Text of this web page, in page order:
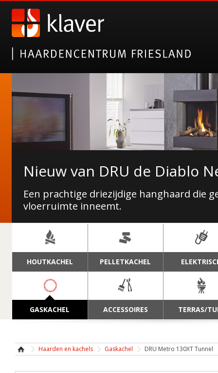
Laat je inspireren op
Neem een kijkje op ons profiel
Nieuw van DRU de Diablo
Een prachtige driezijdige hanghaard die
vloerruimte inneemt.
NAVIGATIE
HOUTKACHEL PELLETKACHEL
GASKACHEL ACCESSOIRES TERRAS/
Haarden en kachels Gaskachel DRU Metro 130XT Tunnel